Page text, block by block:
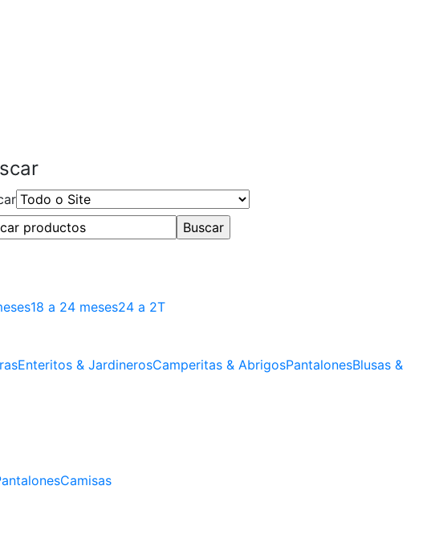
18 a 24 meses24 a 2T
Enteritos & JardinerosCamperitas & AbrigosPantalonesBlusas &
Camisas